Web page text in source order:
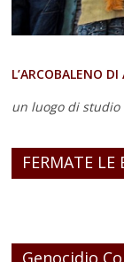
L’ARCOBALENO DI
un luogo di studio
FERMATE LE
Genocidio